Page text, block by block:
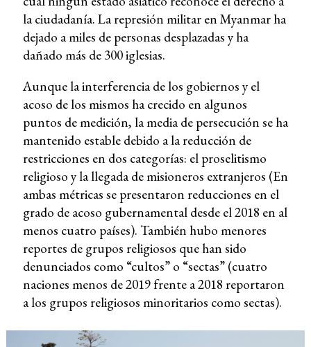
la ciudadanía. La represión militar en Myanmar ha
dejado a miles de personas desplazadas y ha
dañado más de 300 iglesias.
Aunque la interferencia de los gobiernos y el
acoso de los mismos ha crecido en algunos
puntos de medición, la media de persecución se ha
mantenido estable debido a la reducción de
restricciones en dos categorías: el proselitismo
religioso y la llegada de misioneros extranjeros (En
ambas métricas se presentaron reducciones en el
grado de acoso gubernamental desde el 2018 en al
menos cuatro países). También hubo menores
reportes de grupos religiosos que han sido
denunciados como “cultos” o “sectas” (cuatro
naciones menos de 2019 frente a 2018 reportaron
a los grupos religiosos minoritarios como sectas).